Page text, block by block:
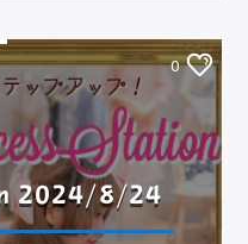
0
2024/8/24